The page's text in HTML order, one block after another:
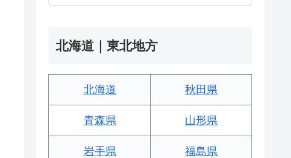
北海道｜東北地方
北海道 秋田県
青森県 山形県
岩手県 福島県